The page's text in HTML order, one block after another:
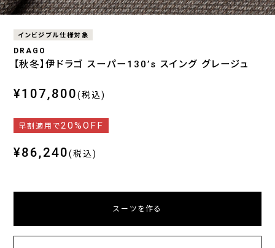
インビジブル仕様対象
DRAGO
【秋冬】伊ドラゴ スーパー130’s スイング グレージュ
¥107,800(税込)
早割適用で20%OFF
¥86,240(税込)
スーツを作る